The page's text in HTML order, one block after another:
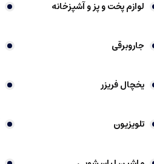
لوازم پخت و پز و آشپزخانه
جاروبرقی
یخچال فریزر
تلویزیون